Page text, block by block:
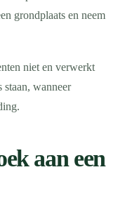
grondplaats en neem
niet en verwerkt
staan, wanneer
aan een